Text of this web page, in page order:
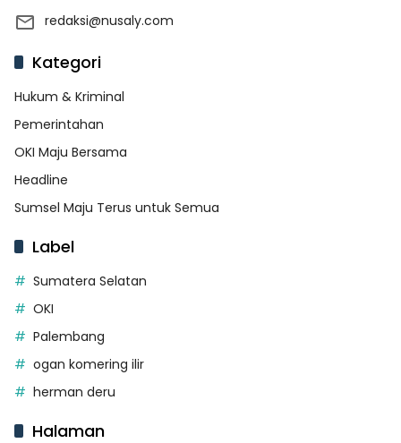
redaksi@nusaly.com
Kategori
Hukum & Kriminal
Pemerintahan
OKI Maju Bersama
Headline
Sumsel Maju Terus untuk Semua
Label
Sumatera Selatan
OKI
Palembang
ogan komering ilir
herman deru
Halaman